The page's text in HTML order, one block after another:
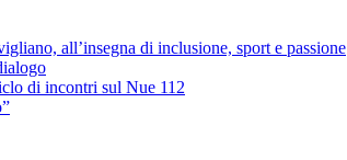
all’insegna di inclusione, sport e passione
di incontri sul Nue 112